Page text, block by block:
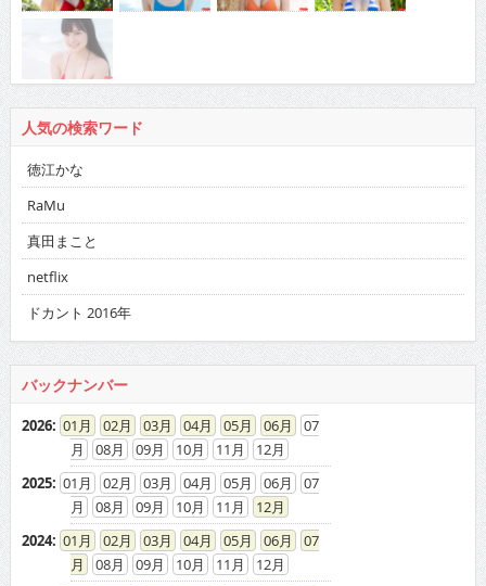
人気の検索ワード
徳江かな
RaMu
真田まこと
netflix
ドカント 2016年
バックナンバー
2026: 01 02 03 04 05 06
07
08
09 10 11
12
2025: 01 02 03 04 05 06
07
08
09 10 11
12
2024: 01 02 03 04 05 06
07
08
09 10 11
12